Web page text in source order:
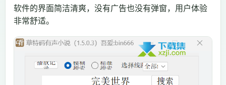
软件的界面简洁清爽，没有广告也没有弹窗，用户体验
非常舒适。